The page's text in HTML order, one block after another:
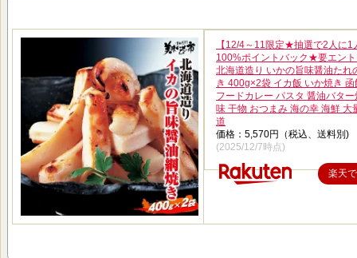
【12/4～11限定★抽選で2人に1
100%ポイントバック★要エン
北海道造り いかの旨味醤油たれ
き 400g×2袋 イカ飯 いか焼き 函
フードカレー パスタ 醤油バター
味 干物 おつまみ 海の幸 海鮮 大
道
価格：5,570円（税込、送料別)
(2025/12/7時点)
楽天